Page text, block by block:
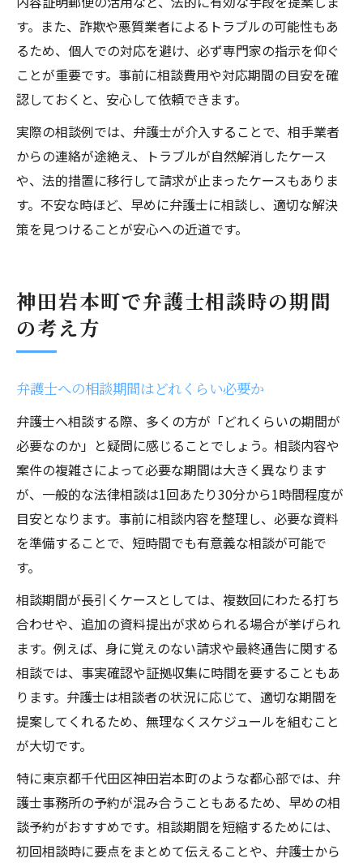
す。また、詐欺や悪質業者によるトラブルの可能性もあ
るため、個人での対応を避け、必ず専門家の指示を仰ぐ
ことが重要です。事前に相談費用や対応期間の目安を確
認しておくと、安心して依頼できます。
実際の相談例では、弁護士が介入することで、相手業者
からの連絡が途絶え、トラブルが自然解消したケース
や、法的措置に移行して請求が止まったケースもありま
す。不安な時ほど、早めに弁護士に相談し、適切な解決
策を見つけることが安心への近道です。
神田岩本町で弁護士相談時の期間
の考え方
弁護士への相談期間はどれくらい必要か
弁護士へ相談する際、多くの方が「どれくらいの期間が
必要なのか」と疑問に感じることでしょう。相談内容や
案件の複雑さによって必要な期間は大きく異なります
が、一般的な法律相談は1回あたり30分から1時間程度が
目安となります。事前に相談内容を整理し、必要な資料
を準備することで、短時間でも有意義な相談が可能で
す。
相談期間が長引くケースとしては、複数回にわたる打ち
合わせや、追加の資料提出が求められる場合が挙げられ
ます。例えば、身に覚えのない請求や最終通告に関する
相談では、事実確認や証拠収集に時間を要することもあ
ります。弁護士は相談者の状況に応じて、適切な期間を
提案してくれるため、無理なくスケジュールを組むこと
が大切です。
特に東京都千代田区神田岩本町のような都心部では、弁
護士事務所の予約が混み合うこともあるため、早めの相
談予約がおすすめです。相談期間を短縮するためには、
初回相談時に要点をまとめて伝えることや、弁護士から